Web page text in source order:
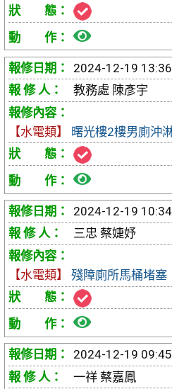
檢
視
報
單
2024-12-19 13:36
教務處 陳彥宇
【水電類】 曙光樓2樓男廁沖
檢
視
報
單
2024-12-19 10:34
三忠 蔡婕妤
【水電類】殘障廁所馬桶堵塞
檢
視
報
2024-12-19 09:45
一祥 蔡嘉鳳